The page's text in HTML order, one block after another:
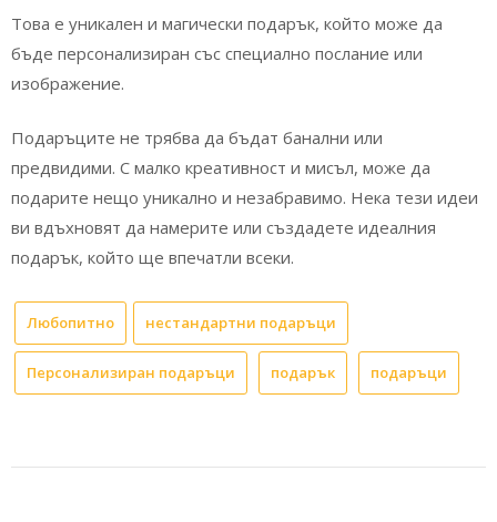
Това е уникален и магически подарък, който може да
бъде персонализиран със специално послание или
изображение.
Подаръците не трябва да бъдат банални или
предвидими. С малко креативност и мисъл, може да
подарите нещо уникално и незабравимо. Нека тези идеи
ви вдъхновят да намерите или създадете идеалния
подарък, който ще впечатли всеки.
Любопитно нестандартни подаръци
Персонализиран подаръци подарък подаръци